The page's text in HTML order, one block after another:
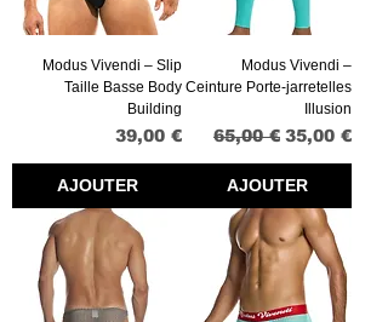
Modus Vivendi – Slip
Taille Basse Body
Building
Prix
39,00 €
AJOUTER
Modus Vivendi –
Ceinture Porte-jarretelles
Illusion
Prix original
65,00 € Prix
35,00 €
AJOUTER